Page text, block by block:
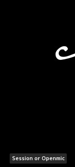
Session or Openmic